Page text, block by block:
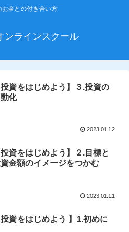
お金との付き合い方
ンラインスクール
投資をはじめよう】３.投資の
化
2023.01.12
投資をはじめよう】２.目標と
金額のイメージをつかむ
2023.01.11
投資をはじめよう 】1.初めに